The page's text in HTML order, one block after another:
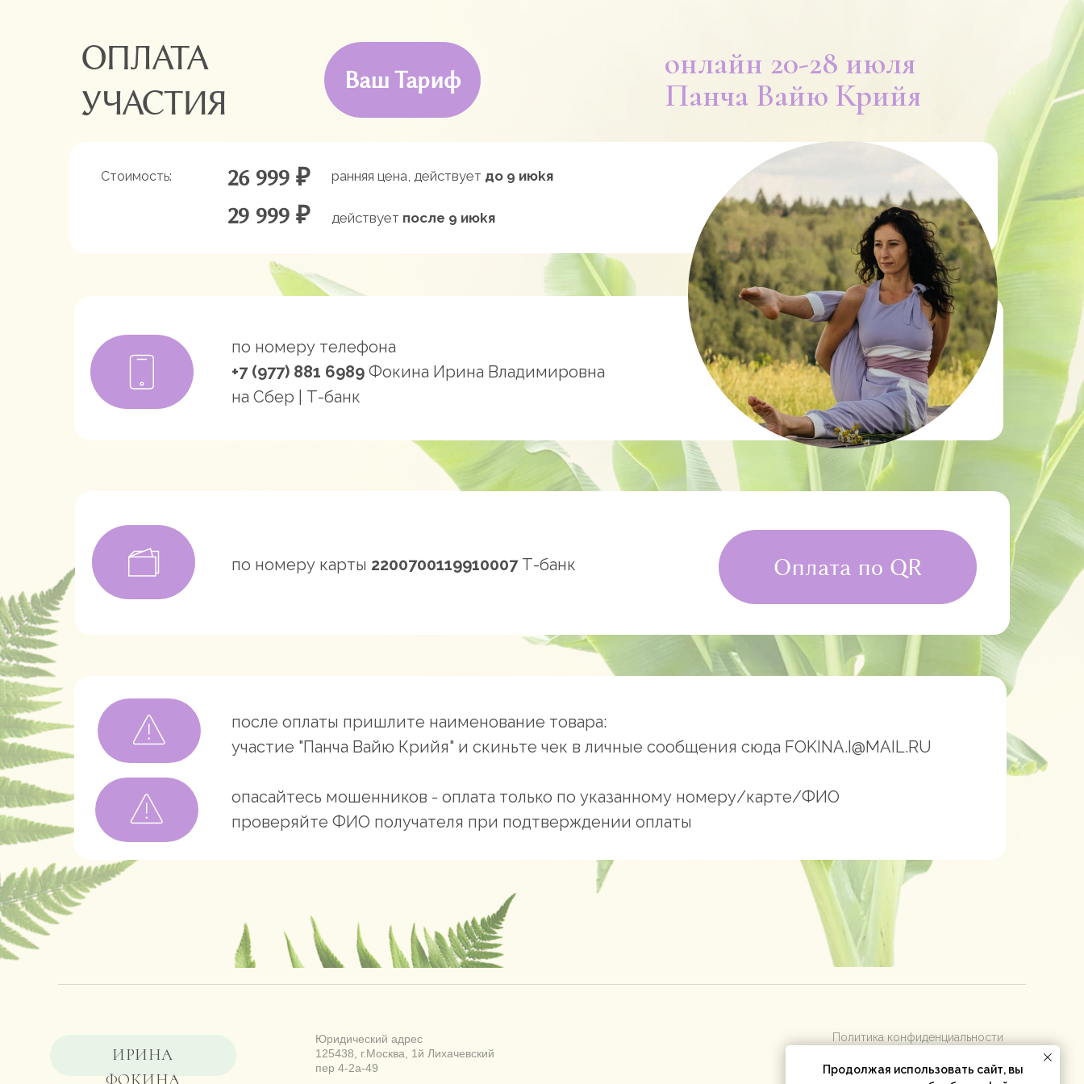
Оплата по QR
онлайн 20-28 июля
Панча Вайю Крийя
ОПЛАТА
УЧАСТИЯ
26 999 ₽
29 999 ₽
Стоимость:
Ваш Тариф
по номеру карты 2200700119910007Т-банк
после оплаты пришлите наименование товара:
участие "Панча Вайю Крийя" и скиньте чек в личные сообщения сюда FOKINA.I@MAIL.RU
опасайтесь мошенников - оплата только по указанному номеру/карте/ФИО
проверяйте ФИО получателя при подтверждении оплаты
по номеру телефона
+7 (977) 881 6989 Фокина Ирина Владимировна
на Сбер | Т-банк
ранняя цена, действует до 9 июkя
действует после 9 июkя
ИРИНА
ФОКИНА
Политика конфиденциальности
Согласие на обработку
Юридический адрес
125438, г.Москва, 1й Лихачевский
пер 4-2а-49
Продолжая использовать сайт, вы